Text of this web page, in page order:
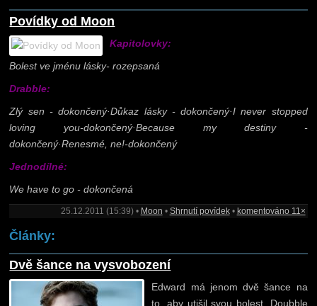
Povídky od Moon
Kapitolovky:
Bolest ve jménu lásky- rozepsaná
Drabble:
Zlý sen - dokončený·Důkaz lásky - dokončený·I never stopped
loving you-dokončený·Because my destiny -
dokončený·Renesmé, ne!-dokončený
Jednodílné:
We have to go - dokončená
25.12.2011 (15:39) • Moon • Shrnutí povídek• komentováno 11×
Články:
Dvě šance na vysvobození
Edward má jenom dvě šance na
to, aby utišil svou bolest. Doubble